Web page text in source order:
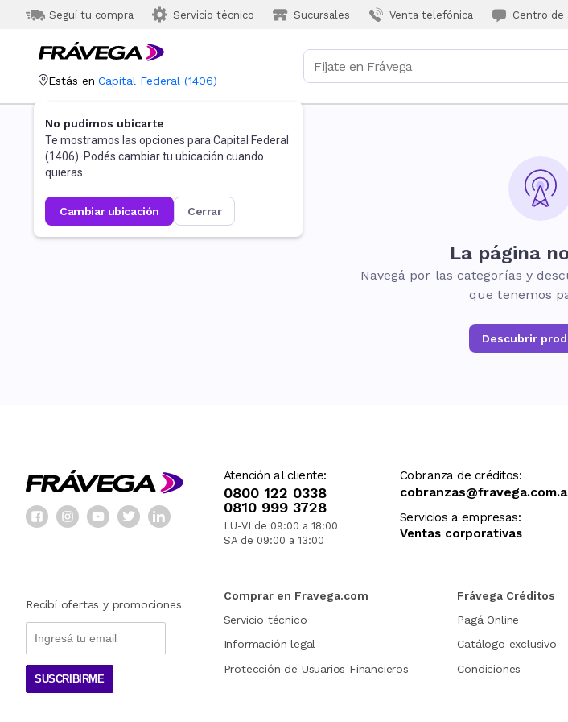
Seguí tu compra Servicio técnico Sucursales Venta telefónica Centro de
Estás en Capital Federal (1406)
No pudimos ubicarte
Te mostramos las opciones para Capital Federal
(1406). Podés cambiar tu ubicación cuando
quieras.
cambiar ubicación cerrar
La página
Navegá por las categorías y
que tenemos
Descubrir
Atención al cliente:
0800 122 0338
0810 999 3728
LU-VI de 09:00 a 18:00
SA de 09:00 a 13:00
Cobranza de créditos:
Servicios a empresas:
Ventas corporativas
Recibí ofertas y promociones
SUSCRIBIRME
Comprar en Fravega.com
Servicio técnico
Información legal
Protección de Usuarios Financieros
Frávega Créditos
Pagá Online
Catálogo exclusivo
Condiciones